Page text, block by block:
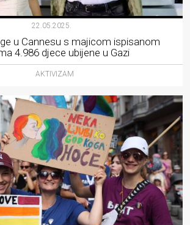
22.05.2025.
u Cannesu s majicom ispisanom
4.986 djece ubijene u Gazi
AKTIVIZAM